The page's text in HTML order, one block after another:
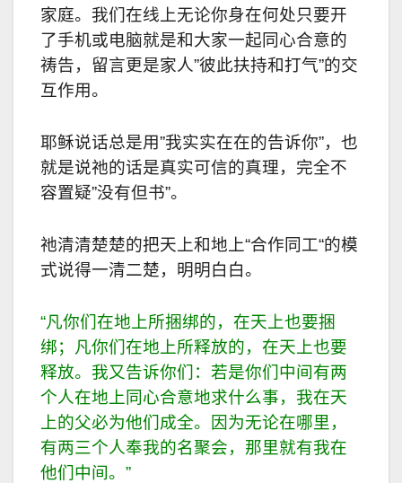
家庭。我们在线上无论你身在何处只要开
了手机或电脑就是和大家一起同心合意的
祷告，留言更是家人”彼此扶持和打气”的交
互作用。
耶稣说话总是用”我实实在在的告诉你”，也
就是说祂的话是真实可信的真理，完全不
容置疑”没有但书”。
祂清清楚楚的把天上和地上“合作同工“的模
式说得一清二楚，明明白白。
“凡你们在地上所捆绑的，在天上也要捆
绑；凡你们在地上所释放的，在天上也要
释放。我又告诉你们：若是你们中间有两
个人在地上同心合意地求什么事，我在天
上的父必为他们成全。因为无论在哪里，
有两三个人奉我的名聚会，那里就有我在
他们中间。 ”